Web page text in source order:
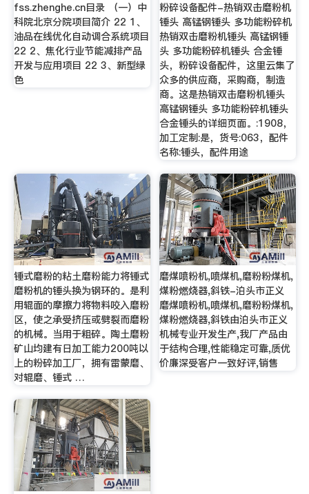
fss.zhenghe.cn目录 （一）中
科院北京分院项目简介 22 1、
油品在线优化自动调合系统项目
22 2、焦化行业节能减排产品
开发与应用项目 22 3、新型绿
色
粉碎设备配件-热销双击磨粉机
锤头 高锰钢锤头 多功能粉碎机
热销双击磨粉机锤头 高锰钢锤
头 多功能粉碎机锤头 合金锤
头，粉碎设备配件，这里云集了
众多的供应商，采购商，制造
商。这是热销双击磨粉机锤头
高锰钢锤头 多功能粉碎机锤头
合金锤头的详细页面。:1908，
加工定制:是，货号:063，配件
名称:锤头，配件用途
锤式磨粉的粘土磨粉能力将锤式
磨粉机的锤头换为钢环的。是利
用辊面的摩擦力将物料咬入磨粉
区，使之承受挤压或劈裂而磨粉
的机械。当用于粗碎。陶土磨粉
矿山均建有日加工能力200吨以
上的粉碎加工厂，拥有雷蒙磨、
对辊磨、锤式 …
磨煤喷粉机,喷煤机,磨粉粉煤机,
煤粉燃烧器,斜铁-泊头市正义
磨煤喷粉机,喷煤机,磨粉粉煤机,
煤粉燃烧器,斜铁由泊头市正义
机械专业开发生产,我厂产品由
于结构合理,性能稳定可靠,质优
价廉深受客户一致好评,销售